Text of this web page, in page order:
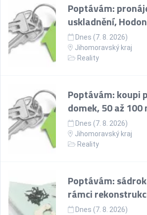
Poptávám:
uskladnění,
Dnes (7. 8. 2026)
Jihomoravský kraj
Reality
Poptávám: koupi
domek, 50 až 100
Dnes (7. 8. 2026)
Jihomoravský kraj
Reality
Poptávám:
rámci
Dnes (7. 8. 2026)